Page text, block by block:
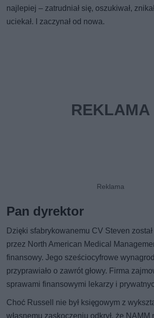
najlepiej – zatrudniał się, oszukiwał,
uciekał. I zaczynał od nowa.
Pan dyrektor
Dzięki sfabrykowanemu CV Steven
przez North American Medical
finansowy. Jego sześciocyfrowe
przyprawiało o zawrót głowy. Firma
sprawami finansowymi lekarzy i
Choć Russell nie był księgowym z
własnemu zaskoczeniu odkrył, że